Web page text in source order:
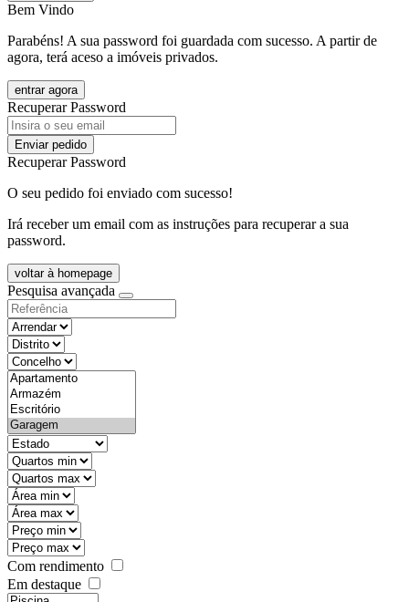
Bem Vindo
Parabéns! A sua password foi guardada com sucesso. A partir de
agora, terá aceso a imóveis privados.
entrar agora
Recuperar Password
Enviar pedido
Recuperar Password
O seu pedido foi enviado com sucesso!
Irá receber um email com as instruções para recuperar a sua
password.
voltar à homepage
Pesquisa avançada
objective
districtId
countyId
types
state
mintypo
maxtypo
minarea
maxarea
minprice
maxprice
Com rendimento
Em destaque